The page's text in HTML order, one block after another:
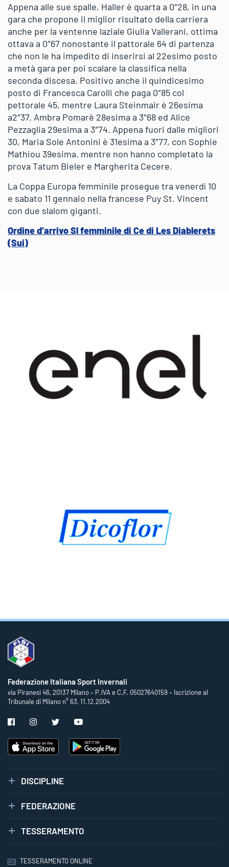
Appena alle sue spalle, Haller è quarta a 0″28, in una
gara che propone il miglior risultato della carriera
anche per la ventenne laziale Giulia Vallerani, ottima
ottava a 0″67 nonostante il pattorale 64 di partenza
che non le ha impedito di inserirsi al 22esimo posto
a metà gara per poi scalare la classifica nella
seconda discesa. Positivo anche il quindicesimo
posto di Francesca Carolli che paga 0″85 col
pettorale 45, mentre Laura Steinmair è 26esima
a2″37. Ambra Pomarè 28esima a 3″68 ed Alice
Pezzaglia 29esima a 3″74. Appena fuori dalle migliori
30, Maria Sole Antonini è 31esima a 3″77, con Sophie
Mathiou 39esima. mentre non hanno completato la
prova Tatum Bieler e Margherita Cecere.
La Coppa Europa femminile prosegue tra venerdì 10
e sabato 11 gennaio nella francese Puy St. Vincent
con due slalom giganti.
Ordine d’arrivo Sl femminile di Ce di Les Diablerets
(Sui)
Federazione Italiana Sport Invernali
via Piranesi 46, 20137 Milano – P.IVA e C.F. 05027640159 – Iscrizione al
Tribunale di Milano n° 63, 11.12.2004
DISCIPLINE
FEDERAZIONE
TESSERAMENTO
TESSERAMENTO ONLINE